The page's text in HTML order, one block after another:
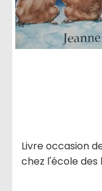
Livre occasion
chez l'école des